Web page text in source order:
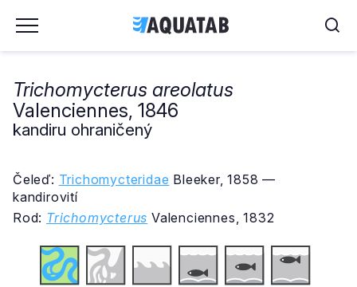
Trichomycterus areolatus
Valenciennes, 1846
kandiru ohraničený
Čeleď: Trichomycteridae Bleeker, 1858 —
kandirovití
Rod: Trichomycterus Valenciennes, 1832